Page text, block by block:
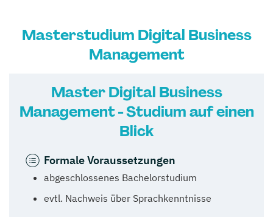
Masterstudium Digital Business
Management
Master Digital Business
Management - Studium auf einen
Blick
Formale Voraussetzungen
abgeschlossenes Bachelorstudium
evtl. Nachweis über Sprachkenntnisse